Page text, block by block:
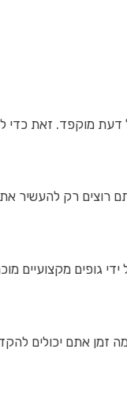
מוקפד. זאת כדי
רק להעשיר את
גופים מקצועיים
זמן אתם יכולים